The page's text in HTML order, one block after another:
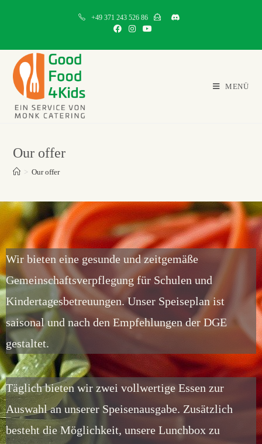
+49 371 243 526 86
MENÜ
Our offer
> Our offer
Wir bieten eine gesunde und zeitgemäße
Gemeinschaftsverpflegung für Schulen und
Kindertagesbetreuungen. Unser Speiseplan ist
saisonal und nach den Empfehlungen der DGE
gestaltet.
Täglich bieten wir zwei vollwertige Essen zur
Auswahl an unserer Speisenausgabe. Zusätzlich
besteht die Möglichkeit, unsere Lunchbox zu